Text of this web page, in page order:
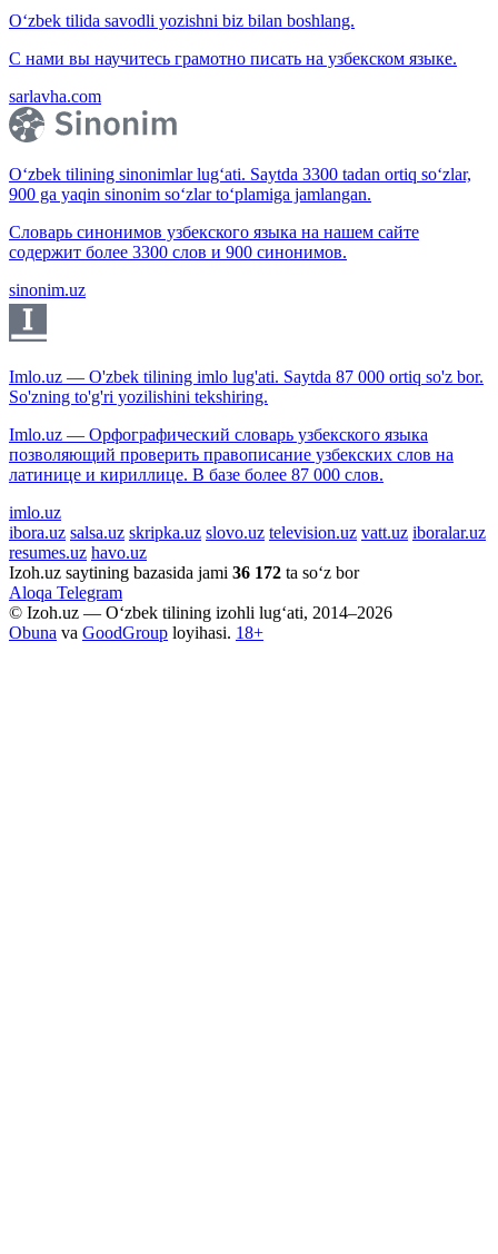
O‘zbek tilida savodli yozishni biz bilan boshlang.
С нами вы научитесь грамотно писать на узбекском языке.
sarlavha.com
O‘zbek tilining sinonimlar lug‘ati. Saytda 3300 tadan ortiq so‘zlar,
900 ga yaqin sinonim so‘zlar to‘plamiga jamlangan.
Словарь синонимов узбекского языка на нашем сайте
содержит более 3300 слов и 900 синонимов.
sinonim.uz
Imlo.uz — O'zbek tilining imlo lug'ati. Saytda 87 000 ortiq so'z bor.
So'zning to'g'ri yozilishini tekshiring.
Imlo.uz — Орфографический словарь узбекского языка
позволяющий проверить правописание узбекских слов на
латинице и кириллице. В базе более 87 000 слов.
imlo.uz
ibora.uz salsa.uz skripka.uz slovo.uz television.uz vatt.uz iboralar.uz
resumes.uz havo.uz
Izoh.uz saytining bazasida jami 36 172 ta so‘z bor
Aloqa Telegram
© Izoh.uz — O‘zbek tilining izohli lug‘ati, 2014–2026
Obuna va GoodGroup loyihasi. 18+